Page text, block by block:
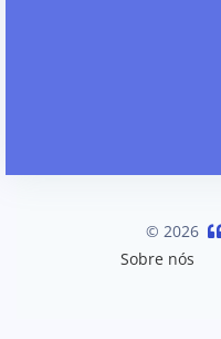
© 2026
Sobre nós